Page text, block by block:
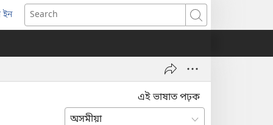
Search
এই ভাষাত পঢ়ক